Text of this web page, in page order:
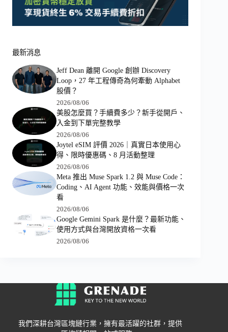
最新消息
Jeff Dean 離開 Google 創辦 Discovery
Loop，27 年工程傳奇為何牽動 Alphabet
股價？
2026/08/06
美股怎麼買？手續費多少？新手從開戶、
入金到下單完整教學
2026/08/06
Joytel eSIM 評價 2026｜真實日本使用心
得、限時優惠碼、8 月活動整理
2026/08/06
Meta 推出 Muse Spark 1.2 與 Muse Code：
Coding、AI Agent 功能、效能與價格一次
看
2026/08/06
Google Gemini Spark 是什麼？最新功能、
使用方式與台灣開放資格一次看
2026/08/06
我們深耕台灣區塊鏈行業，擁有最活躍的社群，提供